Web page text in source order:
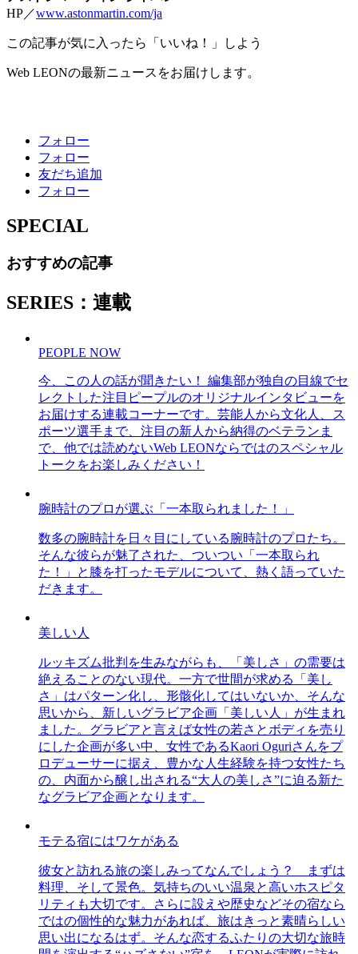
HP／www.astonmartin.com/ja
この記事が気に入ったら「いいね！」しよう
Web LEONの最新ニュースをお届けします。
フォロー
フォロー
友だち追加
フォロー
SPECIAL
おすすめの記事
SERIES：連載
PEOPLE NOW
今、この人の話が聞きたい！ 編集部が独自の目線でセ
レクトした注目ピープルのオリジナルインタビューを
お届けする連載コーナーです。芸能人から文化人、ス
ポーツ選手まで、注目の新人から納得のベテランま
で、他では読めないWeb LEONならではのスペシャル
トークをお楽しみください！
腕時計のプロが選ぶ「一本取られました！」
数多の腕時計を日々目にしている腕時計のプロたち。
そんな彼らが魅了された、ついつい「一本取られ
た！」と膝を打ったモデルについて、熱く語っていた
だきます。
美しい人
ルッキズム批判を生みながらも、「美しさ」の需要は
絶えることのない現代。一方で世間が求める「美し
さ」はパターン化し、形骸化してはいないか、そんな
思いから、新しいグラビア企画「美しい人」が生まれ
ました。グラビアと言えば女性の若さとボディを売り
にした企画が多い中、女性であるKaori Oguriさんをプ
ロデューサーに据え、豊かな人生経験を持つ女性たち
の、内面から醸し出される“大人の美しさ”に迫る新た
なグラビア企画となります。
モテる宿にはワケがある
彼女と訪れる旅の楽しみってなんでしょう？ まずは
料理、そして景色。気持ちのいい温泉と高いホスピタ
リティも大切です。さらに設えや歴史などその宿なら
ではの個性的な魅力があれば、旅はきっと素晴らしい
思い出になるはず。そんな恋するふたりの大切な旅時